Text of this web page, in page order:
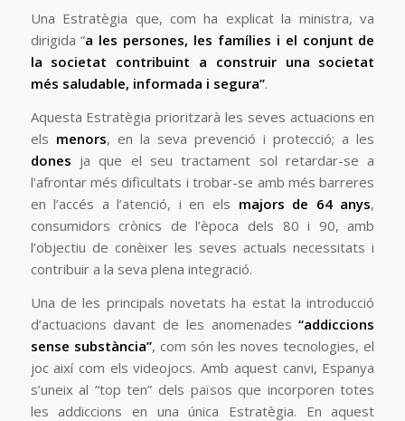
Una Estratègia que, com ha explicat la ministra, va
dirigida “a les persones, les famílies i el conjunt de
la societat contribuint a construir una societat
més saludable, informada i segura”.
Aquesta Estratègia prioritzarà les seves actuacions en
els menors, en la seva prevenció i protecció; a les
dones ja que el seu tractament sol retardar-se a
l’afrontar més dificultats i trobar-se amb més barreres
en l’accés a l’atenció, i en els majors de 64 anys,
consumidors crònics de l’època dels 80 i 90, amb
l’objectiu de conèixer les seves actuals necessitats i
contribuir a la seva plena integració.
Una de les principals novetats ha estat la introducció
d’actuacions davant de les anomenades“addiccions
sense substància”, com són les noves tecnologies, el
joc així com els videojocs. Amb aquest canvi, Espanya
s’uneix al “top ten” dels països que incorporen totes
les addiccions en una única Estratègia. En aquest